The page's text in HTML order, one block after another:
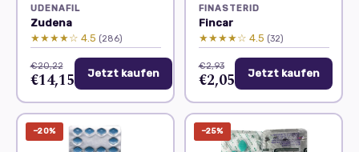
UDENAFIL
Zudena
★★★★☆ 4.5 (286)
€20,22
€14,15 Jetzt kaufen
FINASTERID
Fincar
★★★★☆ 4.5 (32)
€2,93
€2,05 Jetzt kaufen
−20% −25%